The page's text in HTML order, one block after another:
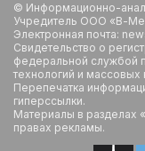
© Информационно-
Учредитель ООО «В-
Электронная почта:
Свидетельство о
федеральной службой
технологий и
Перепечатка
гиперссылки.
Материалы в разделах
правах рекламы.